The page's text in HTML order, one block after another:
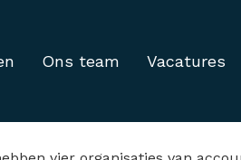
Ons team Vacatures